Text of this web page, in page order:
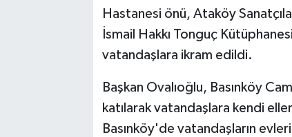
Hastanesi önü, Ataköy
İsmail Hakkı Tonguç
vatandaşlara ikram edildi.
Başkan Ovalıoğlu, Basınköy
katılarak vatandaşlara kendi
Basınköy'de vatandaşların